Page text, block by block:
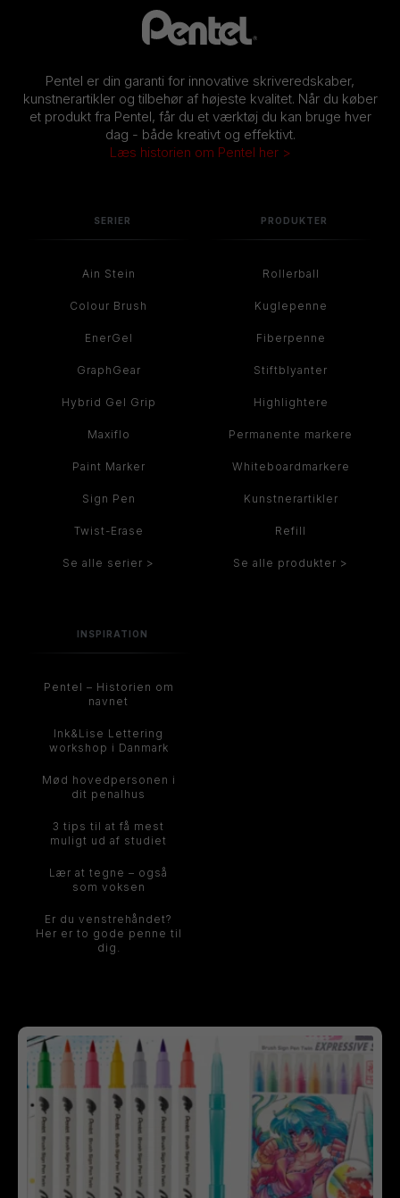
Pentel er din garanti for innovative skriveredskaber,
kunstnerartikler og tilbehør af højeste kvalitet. Når du køber
et produkt fra Pentel, får du et værktøj du kan bruge hver
dag - både kreativt og effektivt.
Læs historien om Pentel her >
SERIER
Ain Stein
Colour Brush
EnerGel
GraphGear
Hybrid Gel Grip
Maxiflo
Paint Marker
Sign Pen
Twist-Erase
Se alle serier >
PRODUKTER
Rollerball
Kuglepenne
Fiberpenne
Stiftblyanter
Highlightere
Permanente markere
Whiteboardmarkere
Kunstnerartikler
Refill
Se alle produkter >
INSPIRATION
Pentel – Historien om
navnet
Ink&Lise Lettering
workshop i Danmark
Mød hovedpersonen i
dit penalhus
3 tips til at få mest
muligt ud af studiet
Lær at tegne – også
som voksen
Er du venstrehåndet?
Her er to gode penne til
dig.